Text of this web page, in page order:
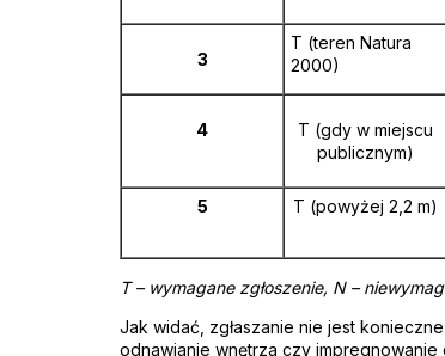
3
T (teren Natura
2000)
4
T (gdy w miejscu
publicznym)
5 T (powyżej 2,2 m)
T – wymagane zgłoszenie, N –
Jak widać, zgłaszanie nie jest
odnawianie wnętrza czy impregnowanie